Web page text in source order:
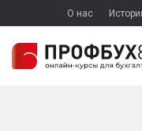
О нас